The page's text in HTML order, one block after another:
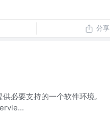
分享
必要支持的一个软件环境。